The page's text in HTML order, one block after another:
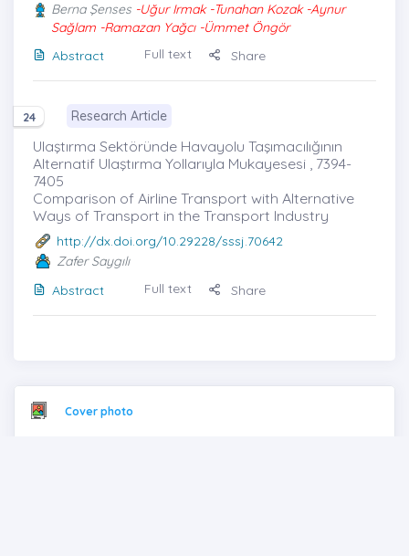
Berna Şenses-Uğur Irmak -Tunahan Kozak -Aynur
Sağlam -Ramazan Yağcı -Ümmet Öngör
Abstract
Full text Share
24 Research Article
Ulaştırma Sektöründe Havayolu Taşımacılığının
Alternatif Ulaştırma Yollarıyla Mukayesesi , 7394-
7405
Comparison of Airline Transport with Alternative
Ways of Transport in the Transport Industry
http://dx.doi.org/10.29228/sssj.70642
Zafer Saygılı
Abstract
Full text Share
Cover photo